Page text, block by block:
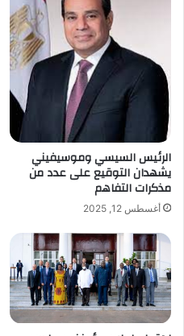
الرئيس السيسي وموسيفيني
يشهدان التوقيع على عدد من
مذكرات التفاهم
أغسطس 12, 2025